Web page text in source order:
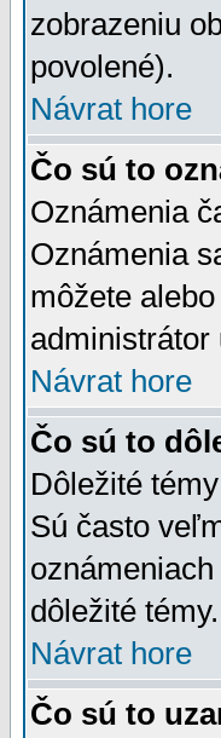
zobrazeniu
povolené).
Návrat hore
Čo sú to
Oznámenia
Oznámenia
môžete
administrátor
Návrat hore
Čo sú to
Dôležité
Sú často
dôležité témy.
Návrat hore
Čo sú to